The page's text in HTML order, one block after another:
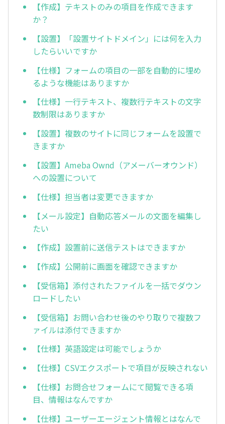
【作成】テキストのみの項目を作成できます
か？
【設置】「設置サイトドメイン」には何を入力
したらいいですか
【仕様】フォームの項目の一部を自動的に埋め
るような機能はありますか
【仕様】一行テキスト、複数行テキストの文字
数制限はありますか
【設置】複数のサイトに同じフォームを設置で
きますか
【設置】Ameba Ownd（アメーバーオウンド）
への設置について
【仕様】担当者は変更できますか
【メール設定】自動応答メールの文面を編集し
たい
【作成】設置前に送信テストはできますか
【作成】公開前に画面を確認できますか
【受信箱】添付されたファイルを一括でダウン
ロードしたい
【受信箱】お問い合わせ後のやり取りで複数フ
ァイルは添付できますか
【仕様】英語設定は可能でしょうか
【仕様】CSVエクスポートで項目が反映されない
【仕様】お問合せフォームにて閲覧できる項
目、情報はなんですか
【仕様】ユーザーエージェント情報とはなんで